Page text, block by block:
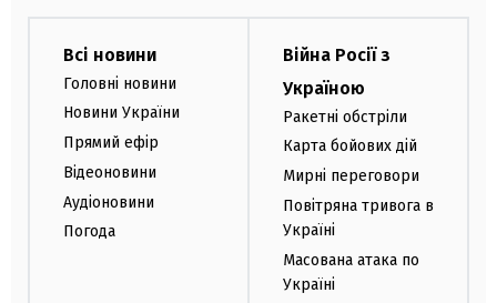
Всі новини
Головні новини
Новини України
Прямий ефір
Відеоновини
Аудіоновини
Погода
Війна Росії з
Україною
Ракетні обстріли
Карта бойових дій
Мирні переговори
Повітряна тривога в
Україні
Масована атака по
Україні